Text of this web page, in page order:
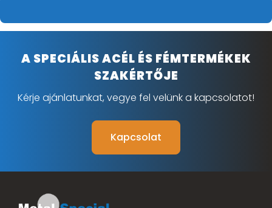
A SPECIÁLIS ACÉL ÉS FÉMTERMÉKEK
SZAKÉRTŐJE
Kérje ajánlatunkat, vegye fel velünk a kapcsolatot!
Kapcsolat